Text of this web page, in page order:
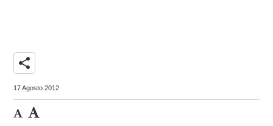
share
17 Agosto 2012